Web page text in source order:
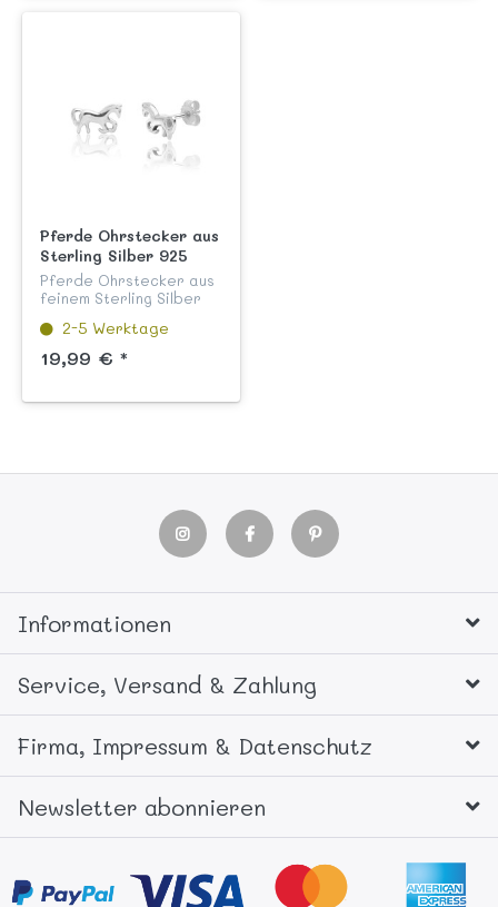
Pferde Ohrstecker aus
Sterling Silber 925
Pferde Ohrstecker aus
feinem Sterling Silber
und anlaufgeschützt aus
unserer Kinderschmuck
Kollektion "Flora und
2-5 Werktage
19,99 € *
Informationen
Service, Versand & Zahlung
Firma, Impressum & Datenschutz
Newsletter abonnieren